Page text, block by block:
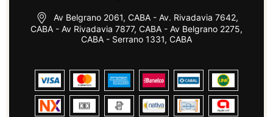
Av Belgrano 2061, CABA - Av. Rivadavia 7642,
CABA - Av Rivadavia 7877, CABA - Av Belgrano 2275,
CABA - Serrano 1331, CABA